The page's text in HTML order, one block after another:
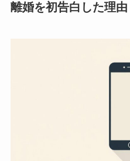
離婚を初告白した理由